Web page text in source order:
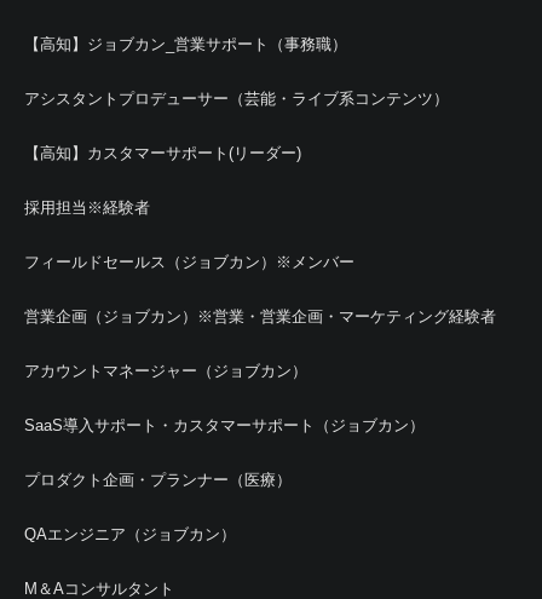
【高知】ジョブカン_営業サポート（事務職）
アシスタントプロデューサー（芸能・ライブ系コンテンツ）
【高知】カスタマーサポート(リーダー)
採用担当※経験者
フィールドセールス（ジョブカン）※メンバー
営業企画（ジョブカン）※営業・営業企画・マーケティング経験者
アカウントマネージャー（ジョブカン）
SaaS導入サポート・カスタマーサポート（ジョブカン）
プロダクト企画・プランナー（医療）
QAエンジニア（ジョブカン）
M＆Aコンサルタント